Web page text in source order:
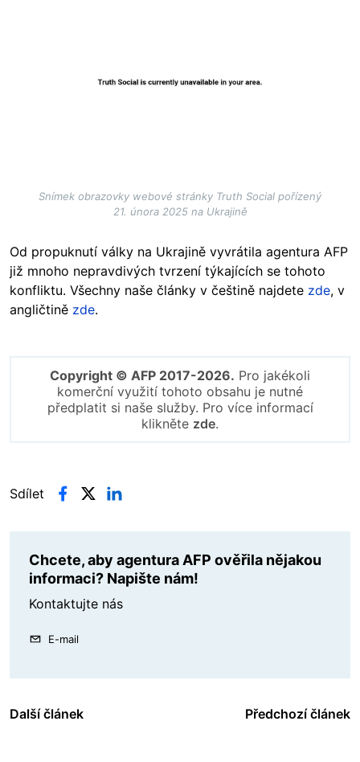
Snímek obrazovky webové stránky Truth Social pořízený
21. února 2025 na Ukrajině
Od propuknutí války na Ukrajině vyvrátila agentura AFP
již mnoho nepravdivých tvrzení týkajících se tohoto
konfliktu. Všechny naše články v češtině najdete zde, v
angličtině zde.
Copyright © AFP 2017-2026. Pro jakékoli
komerční využití tohoto obsahu je nutné
předplatit si naše služby. Pro více informací
klikněte zde.
Sdílet
Chcete, aby agentura AFP ověřila nějakou
informaci? Napište nám!
Kontaktujte nás
E-mail
Další článek Předchozí článek